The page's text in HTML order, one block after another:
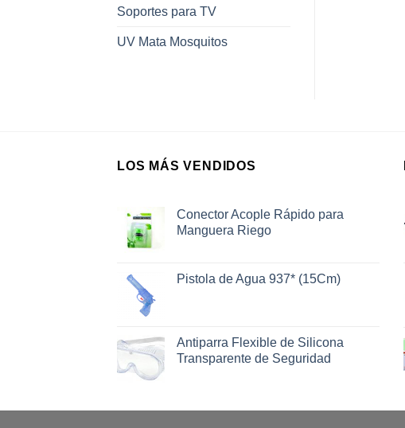
Soportes para TV
UV Mata Mosquitos
LOS MÁS VENDIDOS
Conector Acople Rápido para
Manguera Riego
Pistola de Agua 937* (15Cm)
Antiparra Flexible de Silicona
Transparente de Seguridad